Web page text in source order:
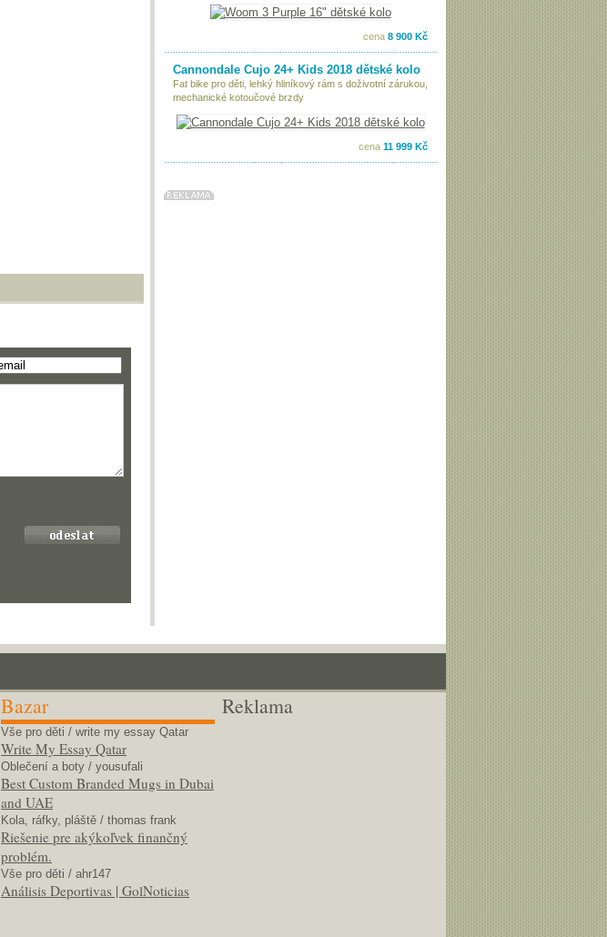
cena 8 900 Kč
Cannondale Cujo 24+ Kids 2018 dětské kolo
Fat bike pro děti, lehký hliníkový rám s doživotní zárukou,
mechanické kotoučové brzdy
cena 11 999 Kč
Bazar
Vše pro děti / write my essay Qatar
Write My Essay Qatar
Oblečení a boty / yousufali
Best Custom Branded Mugs in Dubai
and UAE
Kola, ráfky, pláště / thomas frank
Riešenie pre akýkoľvek finančný
problém.
Vše pro děti / ahr147
Análisis Deportivas | GolNoticias
Reklama